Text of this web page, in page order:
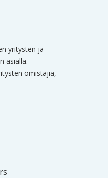
yritysten ja
asialla.
omistajia,